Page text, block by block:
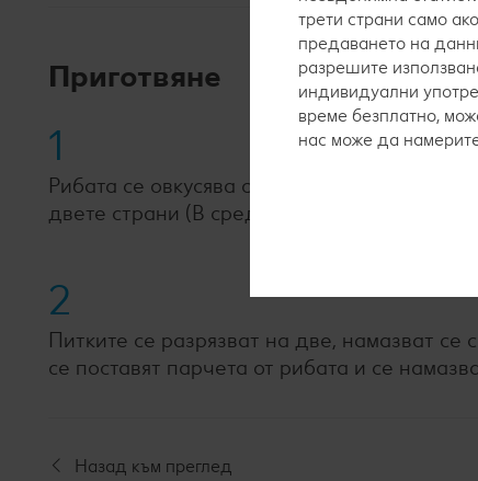
Приготвяне
1
Рибата се овкусява със сол, черен пипер и
двете страни (В средата трябва да остане
2
Питките се разрязват на две, намазват се
се поставят парчета от рибата и се
Назад към преглед
трети страни само
предаването на
разрешите
индивидуални
време безплатно,
нас може да